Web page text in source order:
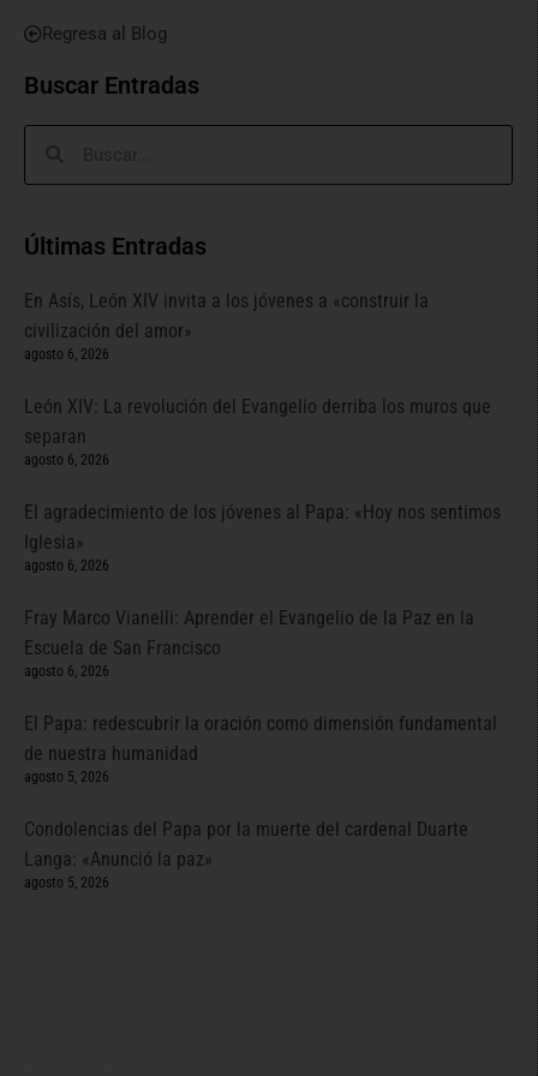
Regresa al Blog
Buscar Entradas
Últimas Entradas
En Asís, León XIV invita a los jóvenes a «construir la
civilización del amor»
agosto 6, 2026
León XIV: La revolución del Evangelio derriba los muros que
separan
agosto 6, 2026
El agradecimiento de los jóvenes al Papa: «Hoy nos sentimos
Iglesia»
agosto 6, 2026
Fray Marco Vianelli: Aprender el Evangelio de la Paz en la
Escuela de San Francisco
agosto 6, 2026
El Papa: redescubrir la oración como dimensión fundamental
de nuestra humanidad
agosto 5, 2026
Condolencias del Papa por la muerte del cardenal Duarte
Langa: «Anunció la paz»
agosto 5, 2026